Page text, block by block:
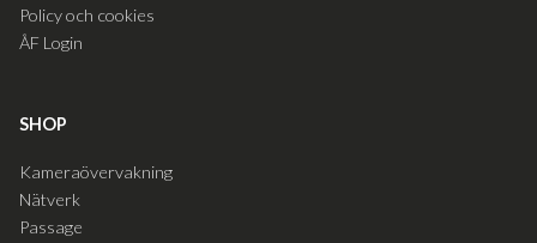
Policy och cookies
ÅF Login
SHOP
Kameraövervakning
Nätverk
Passage